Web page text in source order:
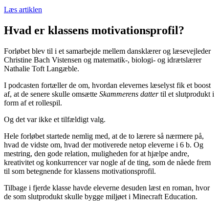
Læs artiklen
Hvad er klassens motivationsprofil?
Forløbet blev til i et samarbejde mellem dansklærer og læsevejleder
Christine Bach Vistensen og matematik-, biologi- og idrætslærer
Nathalie Toft Langæble.
I podcasten fortæller de om, hvordan elevernes læselyst fik et boost
af, at de senere skulle omsætte Skammerens dattertil et slutprodukt i
form af et rollespil.
Og det var ikke et tilfældigt valg.
Hele forløbet startede nemlig med, at de to lærere så nærmere på,
hvad de vidste om, hvad der motiverede netop eleverne i 6 b. Og
mestring, den gode relation, muligheden for at hjælpe andre,
kreativitet og konkurrencer var nogle af de ting, som de nåede frem
til som betegnende for klassens motivationsprofil.
Tilbage i fjerde klasse havde eleverne desuden læst en roman, hvor
de som slutprodukt skulle bygge miljøet i Minecraft Education.